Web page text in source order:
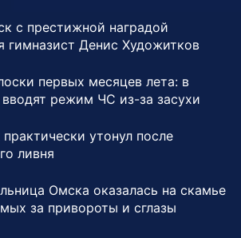
с престижной наградой
гимназист Денис Художитков
первых месяцев лета: в
вводят режим ЧС из-за засухи
утонул после
ливня
Омска оказалась на скамье
за привороты и сглазы